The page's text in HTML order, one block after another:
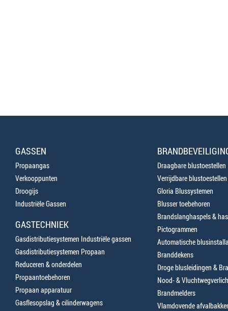
GASSEN
Propaangas
Verkooppunten
Droogijs
Industriële Gassen
GASTECHNIEK
Gasdistributiesystemen Industriële gassen
Gasdistributiesystemen Propaan
Reduceren & onderdelen
Propaantoebehoren
Propaan apparatuur
Gasflesopslag & cilinderwagens
Draagbare blustoestellen
Verrijdbare blustoestellen
Gloria Blussystemen
Blusser toebehoren
Brandslanghaspels &
Pictogrammen
Automatische
Branddekens
Droge blusleidingen &
Nood- &
Brandmelders
Vlamdovende